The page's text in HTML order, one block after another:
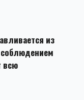
из
всю